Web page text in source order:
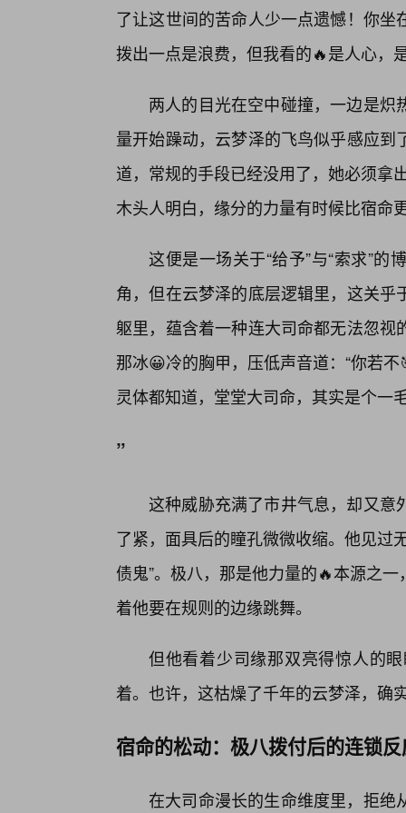
了让这世间的苦命人少一点遗憾！你
拨出一点是浪费，但我看的🔥是人心，
两人的目光在空中碰撞，一边是
量开始躁动，云梦泽的飞鸟似乎感应
道，常规的手段已经没用了，她必须拿
木头人明白，缘分的力量有时候比宿命
这便是一场关于“给予”与“索求”
角，但在云梦泽的底层逻辑里，这关
躯里，蕴含着一种连大司命都无法忽
那冰😀冷的胸甲，压低声音道：“你若
灵体都知道，堂堂大司命，其实是个一
”
这种威胁充满了市井气息，却又
了紧，面具后的瞳孔微微收缩。他见过
债鬼”。极八，那是他力量的🔥本源之
着他要在规则的边缘跳舞。
但他看着少司缘那双亮得惊人的
着。也许，这枯燥了千年的云梦泽，确
宿命的松动：极八拨付后的连锁
在大司命漫长的生命维度里，拒绝